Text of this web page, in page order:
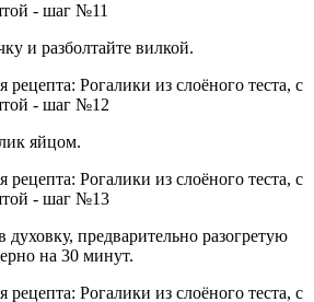
и разболтайте вилкой.
яйцом.
духовку, предварительно разогретую
на 30 минут.